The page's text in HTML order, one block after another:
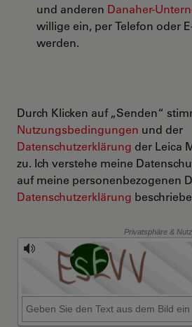
und anderen Danaher-
willige ein, per Telefon oder
werden.
Durch Klicken auf „Senden“
Nutzungsbedingungen und der
Datenschutzerklärung der Leica
zu. Ich verstehe meine
auf meine personenbezogenen
Datenschutzerklärung